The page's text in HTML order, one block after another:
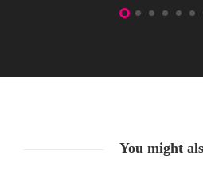
You might